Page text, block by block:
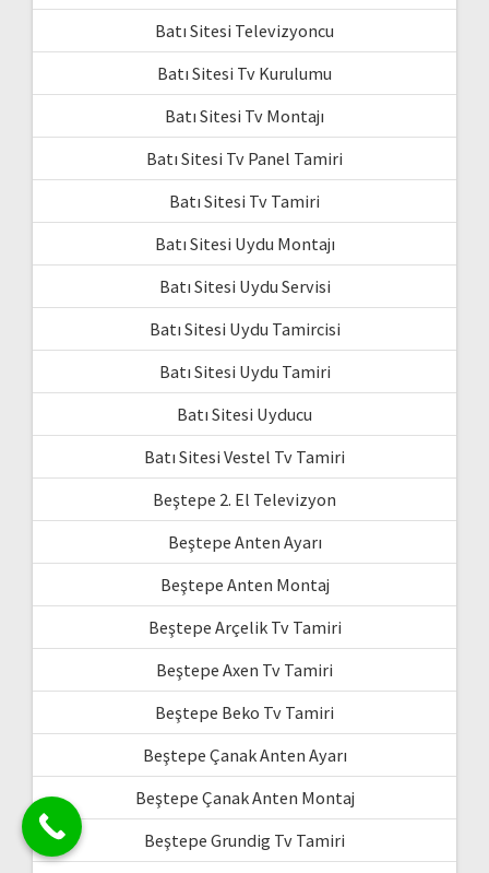
Batı Sitesi Televizyoncu
Batı Sitesi Tv Kurulumu
Batı Sitesi Tv Montajı
Batı Sitesi Tv Panel Tamiri
Batı Sitesi Tv Tamiri
Batı Sitesi Uydu Montajı
Batı Sitesi Uydu Servisi
Batı Sitesi Uydu Tamircisi
Batı Sitesi Uydu Tamiri
Batı Sitesi Uyducu
Batı Sitesi Vestel Tv Tamiri
Beştepe 2. El Televizyon
Beştepe Anten Ayarı
Beştepe Anten Montaj
Beştepe Arçelik Tv Tamiri
Beştepe Axen Tv Tamiri
Beştepe Beko Tv Tamiri
Beştepe Çanak Anten Ayarı
Beştepe Çanak Anten Montaj
Beştepe Grundig Tv Tamiri